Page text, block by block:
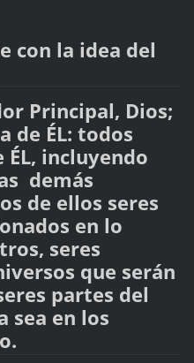
con la idea del
Principal, Dios;
de ÉL: todos
incluyendo
demás
de ellos seres
en lo
seres
que serán
partes del
sea en los